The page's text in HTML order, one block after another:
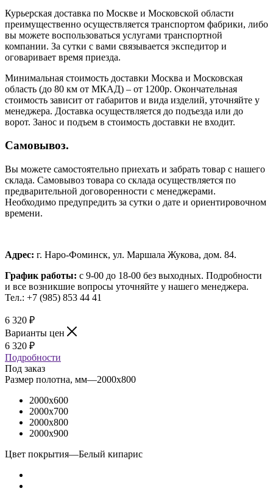
Курьерская доставка по Москве и Московской области
преимущественно осуществляется транспортом фабрики, либо
вы можете воспользоваться услугами транспортной
компании. За сутки с вами связывается экспедитор и
оговаривает время приезда.
Минимальная стоимость доставки Москва и Московская
область (до 80 км от МКАД) – от 1200р. Окончательная
стоимость зависит от габаритов и вида изделий, уточняйте у
менеджера. Доставка осуществляется до подъезда или до
ворот. Занос и подъем в стоимость доставки не входит.
Самовывоз.
Вы можете самостоятельно приехать и забрать товар с нашего
склада. Самовывоз товара со склада осуществляется по
предварительной договоренности с менеджерами.
Необходимо предупредить за сутки о дате и ориентировочном
времени.
Адрес: г. Наро-Фоминск, ул. Маршала Жукова, дом. 84.
График работы: с 9-00 до 18-00 без выходных. Подробности
и все возникшие вопросы уточняйте у нашего менеджера.
Тел.: +7 (985) 853 44 41
6 320 ₽
Варианты цен
6 320 ₽
Подробности
Под заказ
Размер полотна, мм—2000x800
2000x600
2000x700
2000x800
2000x900
Цвет покрытия—Белый кипарис